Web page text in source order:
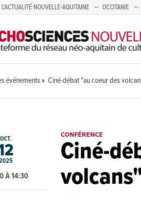
L'ACTUALITÉ NOUVELLE-AQUITAINE OCCITANIE
événements Ciné-débat "au coeur des
CONFÉRENCE
Ciné-
OCT.
À 14:30